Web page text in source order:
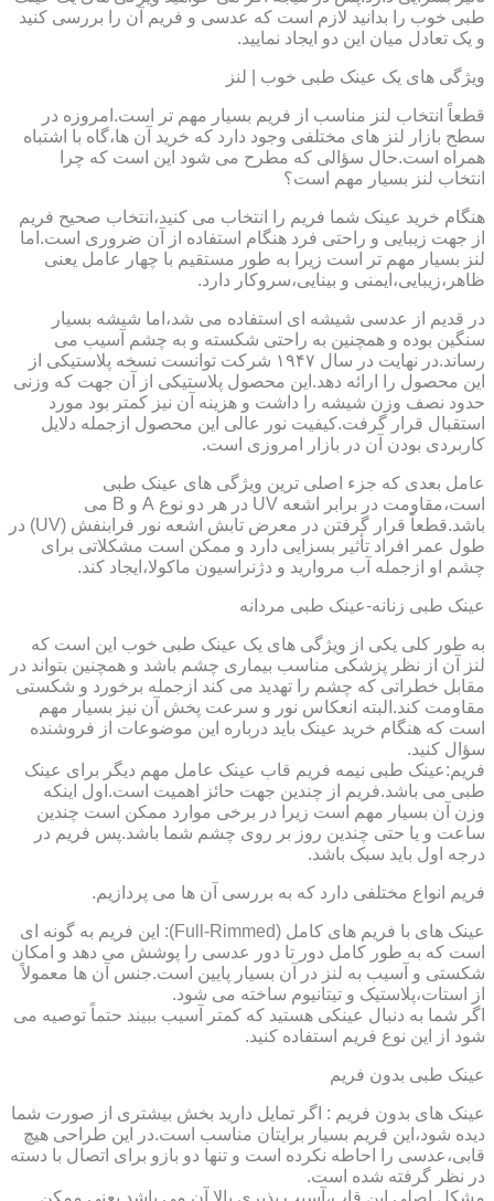
طبی خوب را بدانید لازم است که عدسی و فریم آن را بررسی کنید
و یک تعادل میان این دو ایجاد نمایید.
ویژگی های یک عینک طبی خوب | لنز
قطعاً انتخاب لنز مناسب از فریم بسیار مهم تر است.امروزه در
سطح بازار لنز های مختلفی وجود دارد که خرید آن ها،گاه با اشتباه
همراه است.حال سؤالی که مطرح می شود این است که چرا
انتخاب لنز بسیار مهم است؟
هنگام خرید عینک شما فریم را انتخاب می کنید،انتخاب صحیح فریم
از جهت زیبایی و راحتی فرد هنگام استفاده از آن ضروری است.اما
لنز بسیار مهم تر است زیرا به طور مستقیم با چهار عامل یعنی
ظاهر،زیبایی،ایمنی و بینایی،سروکار دارد.
در قدیم از عدسی شیشه ای استفاده می شد،اما شیشه بسیار
سنگین بوده و همچنین به راحتی شکسته و به چشم آسیب می
رساند.در نهایت در سال ۱۹۴۷ شرکت توانست نسخه پلاستیکی از
این محصول را ارائه دهد.این محصول پلاستیکی از آن جهت که وزنی
حدود نصف وزن شیشه را داشت و هزینه آن نیز کمتر بود مورد
استقبال قرار گرفت.کیفیت نور عالی این محصول ازجمله دلایل
کاربردی بودن آن در بازار امروزی است.
عامل بعدی که جزء اصلی ترین ویژگی های عینک طبی
است،مقاومت در برابر اشعه UV در هر دو نوع A و B می
باشد.قطعاً قرار گرفتن در معرض تابش اشعه نور فرابنفش (UV) در
طول عمر افراد تأثیر بسزایی دارد و ممکن است مشکلاتی برای
چشم او ازجمله آب مروارید و دژنراسیون ماکولا،ایجاد کند.
عینک طبی زنانه-عینک طبی مردانه
به طور کلی یکی از ویژگی های یک عینک طبی خوب این است که
لنز آن از نظر پزشکی مناسب بیماری چشم باشد و همچنین بتواند در
مقابل خطراتی که چشم را تهدید می کند ازجمله برخورد و شکستی
مقاومت کند.البته انعکاس نور و سرعت پخش آن نیز بسیار مهم
است که هنگام خرید عینک باید درباره این موضوعات از فروشنده
سؤال کنید.
فریم:عینک طبی نیمه فریم قاب عینک عامل مهم دیگر برای عینک
طبی می باشد.فریم از چندین جهت حائز اهمیت است.اول اینکه
وزن آن بسیار مهم است زیرا در برخی موارد ممکن است چندین
ساعت و یا حتی چندین روز بر روی چشم شما باشد.پس فریم در
درجه اول باید سبک باشد.
فریم انواع مختلفی دارد که به بررسی آن ها می پردازیم.
عینک های با فریم های کامل (Full-Rimmed): این فریم به گونه ای
است که به طور کامل دور تا دور عدسی را پوشش می دهد و امکان
شکستی و آسیب به لنز در آن بسیار پایین است.جنس آن ها معمولاً
از استات،پلاستیک و تیتانیوم ساخته می شود.
اگر شما به دنبال عینکی هستید که کمتر آسیب ببیند حتماً توصیه می
شود از این نوع فریم استفاده کنید.
عینک طبی بدون فریم
عینک های بدون فریم : اگر تمایل دارید بخش بیشتری از صورت شما
دیده شود،این فریم بسیار برایتان مناسب است.در این طراحی هیچ
قابی،عدسی را احاطه نکرده است و تنها دو بازو برای اتصال با دسته
در نظر گرفته شده است.